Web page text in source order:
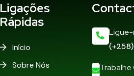
Ligações
Rápidas
Início
Sobre Nós
Ligue-
Trabalhe